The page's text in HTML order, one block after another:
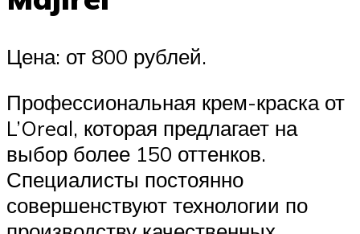
Цена: от 800 рублей.
Профессиональная крем-краска от
L’Oreal, которая предлагает на
выбор более 150 оттенков.
Специалисты постоянно
совершенствуют технологии по